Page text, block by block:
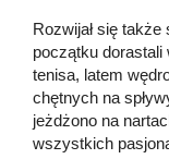
Rozwijał się także
początku
tenisa, latem
chętnych na
jeżdżono na
wszystkich